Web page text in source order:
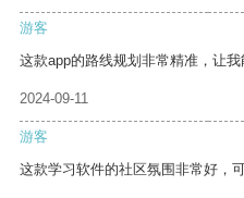
游客
这款app的路线规划非常精准，让我
2024-09-11
游客
这款学习软件的社区氛围非常好，